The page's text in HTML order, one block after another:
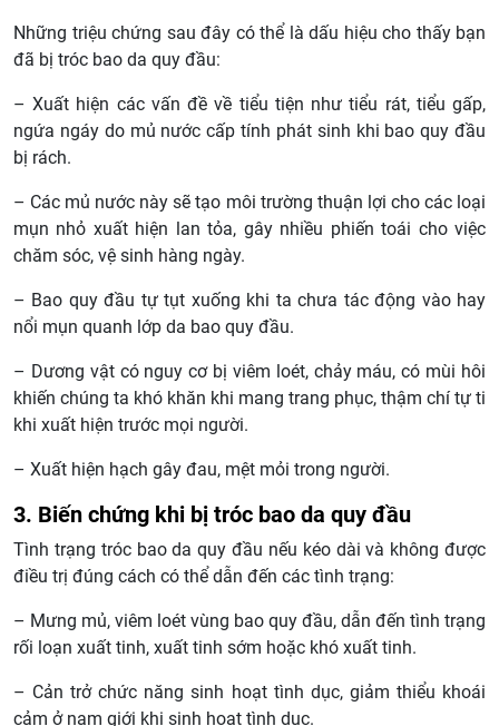
Những triệu chứng sau đây có thể là dấu hiệu cho thấy bạn
đã bị tróc bao da quy đầu:
– Xuất hiện các vấn đề về tiểu tiện như tiểu rát, tiểu gấp,
ngứa ngáy do mủ nước cấp tính phát sinh khi bao quy đầu
bị rách.
– Các mủ nước này sẽ tạo môi trường thuận lợi cho các loại
mụn nhỏ xuất hiện lan tỏa, gây nhiều phiến toái cho việc
chăm sóc, vệ sinh hàng ngày.
– Bao quy đầu tự tụt xuống khi ta chưa tác động vào hay
nổi mụn quanh lớp da bao quy đầu.
– Dương vật có nguy cơ bị viêm loét, chảy máu, có mùi hôi
khiến chúng ta khó khăn khi mang trang phục, thậm chí tự ti
khi xuất hiện trước mọi người.
– Xuất hiện hạch gây đau, mệt mỏi trong người.
3. Biến chứng khi bị tróc bao da quy đầu
Tình trạng tróc bao da quy đầu nếu kéo dài và không được
điều trị đúng cách có thể dẫn đến các tình trạng:
– Mưng mủ, viêm loét vùng bao quy đầu, dẫn đến tình trạng
rối loạn xuất tinh, xuất tinh sớm hoặc khó xuất tinh.
– Cản trở chức năng sinh hoạt tình dục, giảm thiểu khoái
cảm ở nam giới khi sinh hoạt tình dục.